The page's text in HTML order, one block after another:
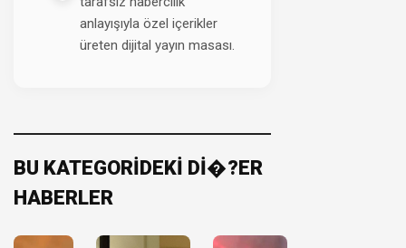
anlayışıyla özel içerikler
üreten dijital yayın masası.
BU KATEGORİDEKİ Dİ�?ER
HABERLER